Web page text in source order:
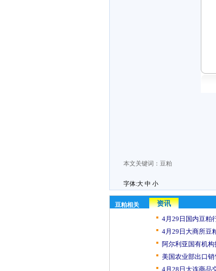
本文关键词： 豆粕
字体:大 中 小
豆粕相关
资讯
4月29日国内豆粕
4月29日大商所豆
阿尔利亚国有机
美国农业部出口
4月28日大连商品